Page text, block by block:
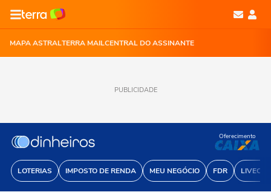
MAPA ASTRALTERRA MAILCENTRAL DO ASSINANTE
PUBLICIDADE
LOTERIAS IMPOSTO DE RENDA MEU NEGÓCIO FDR
Oferecimento